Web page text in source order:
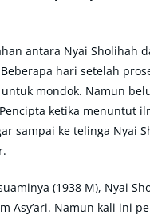
antara Nyai Sholihah
hari setelah
mondok. Namun
ketika menuntut
sampai ke telinga Nyai
(1938 M), Nyai
Asy’ari. Namun kali ini